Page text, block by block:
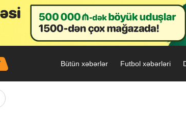
Bütün xəbərlər Futbol xəbərləri